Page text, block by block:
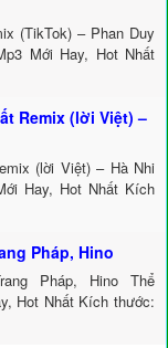
(TikTok) – Phan Duy
Mới Hay, Hot Nhất
Remix (lời Việt) –
(lời Việt) – Hà Nhi
Hay, Hot Nhất Kích
Pháp, Hino
Pháp, Hino Thể
Hot Nhất Kích thước: